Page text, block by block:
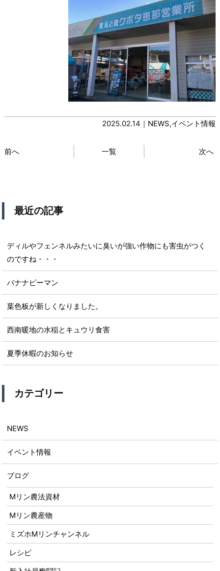
2025.02.14｜ NEWS,イベント情報
前へ 一覧 次へ
最近の記事
ディルやフェンネルみたいに臭いが強い作物にも害虫がつく
のですね・・・
バナナピーマン
葉色板が新しくなりました。
西南暖地の水稲とキュウリ食害
夏季休暇のお知らせ
カテゴリー
NEWS
イベント情報
ブログ
Mリン農法資材
Mリン農産物
ミズホMリンチャンネル
レシピ